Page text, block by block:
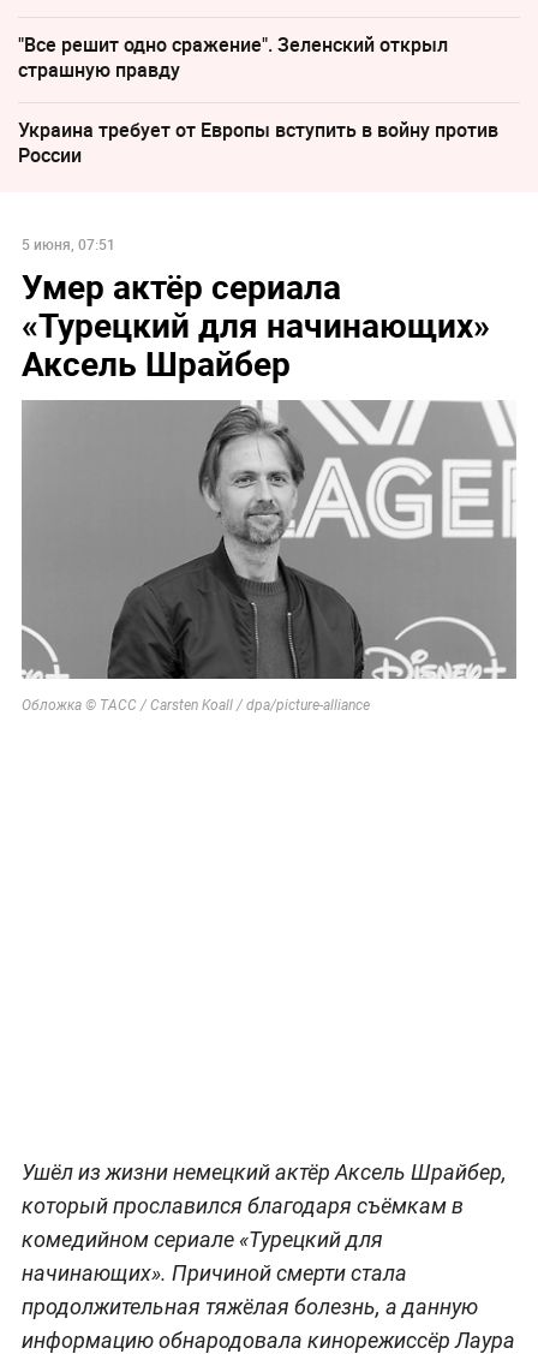
"Все решит одно сражение". Зеленский открыл
страшную правду
Украина требует от Европы вступить в войну против
России
5 июня, 07:51
Умер актёр сериала
«Турецкий для начинающих»
Аксель Шрайбер
Обложка © ТАСС / Carsten Koall / dpa/picture-alliance
Ушёл из жизни немецкий актёр Аксель Шрайбер,
который прославился благодаря съёмкам в
комедийном сериале «Турецкий для
начинающих». Причиной смерти стала
продолжительная тяжёлая болезнь, а данную
информацию обнародовала кинорежиссёр Лаура